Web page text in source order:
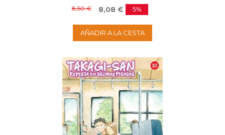
8,50 € 8,08 € 5%
AÑADIR A LA CESTA